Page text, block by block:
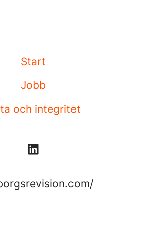
Start
Jobb
och integritet